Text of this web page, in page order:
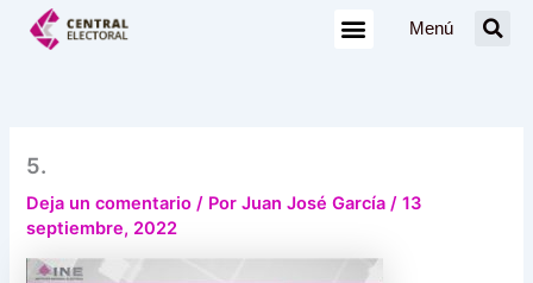
Menú
5.
Deja un comentario / PorJuan José García/13
septiembre, 2022